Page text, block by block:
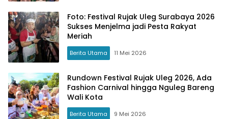
Foto: Festival Rujak Uleg Surabaya 2026
Sukses Menjelma jadi Pesta Rakyat
Meriah
Berita Utama 11 Mei 2026
Rundown Festival Rujak Uleg 2026, Ada
Fashion Carnival hingga Nguleg Bareng
Wali Kota
Berita Utama 9 Mei 2026